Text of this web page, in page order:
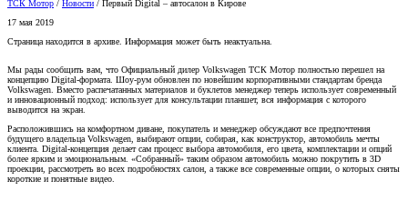
ТСК Мотор / Новости / Первый Digital – автосалон в Кирове
17 мая 2019
Страница находится в архиве. Информация может быть неактуальна.
Мы рады сообщить вам, что Официальный дилер Volkswagen ТСК Мотор полностью перешел на
концепцию Digital-формата. Шоу-рум обновлен по новейшим корпоративными стандартам бренда
Volkswagen. Вместо распечатанных материалов и буклетов менеджер теперь использует современный
и инновационный подход: использует для консультации планшет, вся информация с которого
выводится на экран.
Расположившись на комфортном диване, покупатель и менеджер обсуждают все предпочтения
будущего владельца Volkswagen, выбирают опции, собирая, как конструктор, автомобиль мечты
клиента. Digital-концепция делает сам процесс выбора автомобиля, его цвета, комплектации и опций
более ярким и эмоциональным. «Собранный» таким образом автомобиль можно покрутить в 3D
проекции, рассмотреть во всех подробностях салон, а также все современные опции, о которых сняты
короткие и понятные видео.